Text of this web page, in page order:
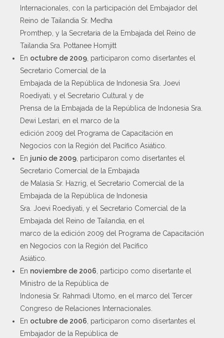
Internacionales, con la participación del Embajador del
Reino de Tailandia Sr. Medha
Promthep, y la Secretaria de la Embajada del Reino de
Tailandia Sra. Pottanee Homjitt
En octubre de 2009 , participaron como disertantes el
Secretario Comercial de la
Embajada de la República de Indonesia Sra. Joevi
Roediyati, y el Secretario Cultural y de
Prensa de la Embajada de la República de Indonesia Sra.
Dewi Lestari, en el marco de la
edición 2009 del Programa de Capacitación en
Negocios con la Región del Pacífico Asiático.
En junio de 2009 , participaron como disertantes el
Secretario Comercial de la Embajada
de Malasia Sr. Hazrig, el Secretario Comercial de la
Embajada de la República de Indonesia
Sra. Joevi Roediyati, y el Secretario Comercial de la
Embajada del Reino de Tailandia, en el
marco de la edición 2009 del Programa de Capacitación
en Negocios con la Región del Pacífico
Asiático.
En noviembre de 2006 , participo como disertante el
Ministro de la República de
Indonesia Sr. Rahmadi Utomo, en el marco del Tercer
Congreso de Relaciones Internacionales.
En octubre de 2006 , participaron como disertantes el
Embajador de la República de